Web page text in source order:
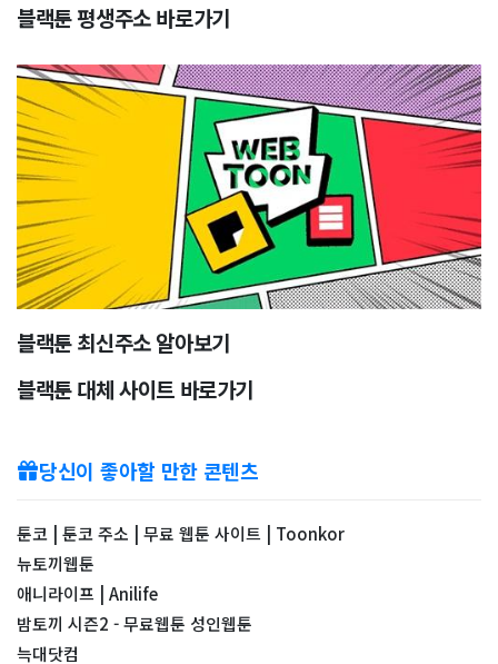
블랙툰 평생주소 바로가기
블랙툰 최신주소 알아보기
블랙툰 대체 사이트 바로가기
당신이 좋아할 만한 콘텐츠
툰코 | 툰코 주소 | 무료 웹툰 사이트 | Toonkor
뉴토끼웹툰
애니라이프 | Anilife
밤토끼 시즌2 - 무료웹툰 성인웹툰
늑대닷컴